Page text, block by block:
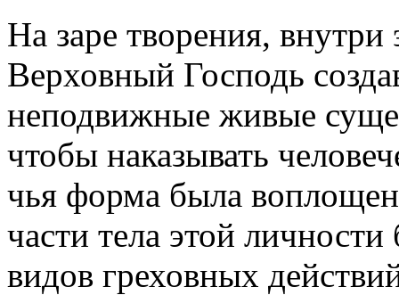
На заре творения, внутри
Верховный Господь
неподвижные живые
чтобы наказывать
чья форма была
части тела этой
видов греховных